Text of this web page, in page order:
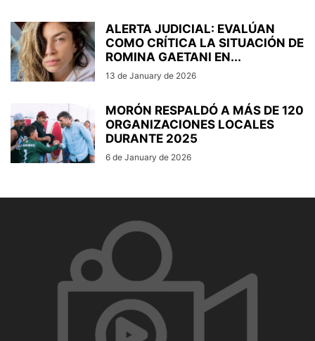
ALERTA JUDICIAL: EVALÚAN
COMO CRÍTICA LA SITUACIÓN DE
ROMINA GAETANI EN...
13 de January de 2026
MORÓN RESPALDÓ A MÁS DE 120
ORGANIZACIONES LOCALES
DURANTE 2025
6 de January de 2026